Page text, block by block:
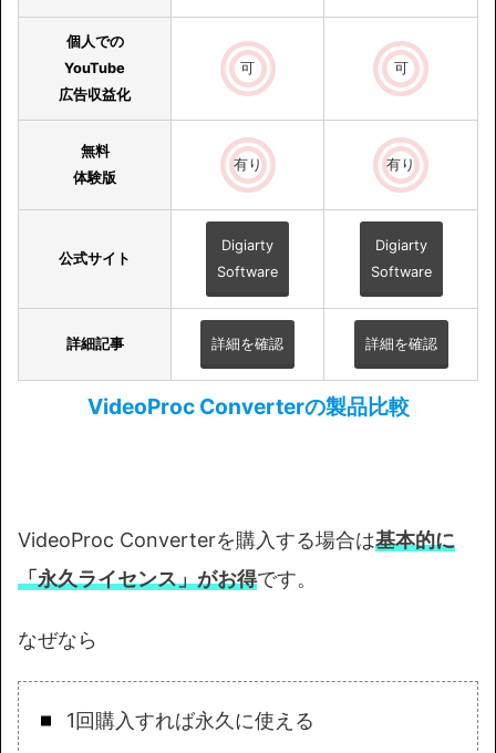
個人での
YouTube
広告収益化
可 可
無料
体験版
有り 有り
公式サイト
Digiarty
Software
Digiarty
Software
詳細記事 詳細を確認 詳細を確認
VideoProc Converterの製品比較
VideoProc Converterを購入する場合は基本的に
「永久ライセンス」がお得です。
なぜなら
1回購入すれば永久に使える